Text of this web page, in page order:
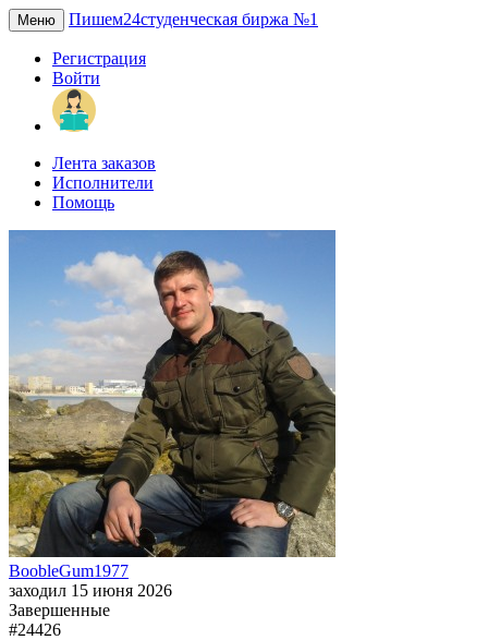
Меню Пишем24студенческая биржа №1
Регистрация
Войти
Лента заказов
Исполнители
Помощь
BoobleGum1977
заходил 15 июня 2026
Завершенные
#24426